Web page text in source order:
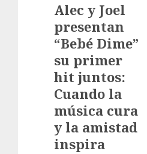
Alec y Joel
presentan
“Bebé Dime”
su primer
hit juntos:
Cuando la
música cura
y la amistad
inspira